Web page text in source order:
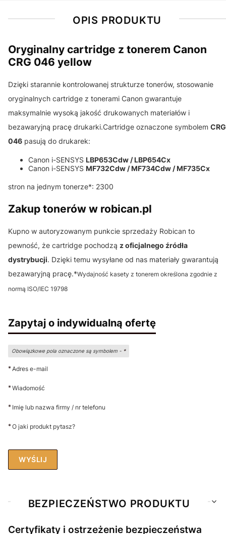
OPIS PRODUKTU
Oryginalny cartridge z tonerem Canon
CRG 046 yellow
Dzięki starannie kontrolowanej strukturze tonerów, stosowanie
oryginalnych cartridge z tonerami Canon gwarantuje
maksymalnie wysoką jakość drukowanych materiałów i
bezawaryjną pracę drukarki.Cartridge oznaczone symbolem CRG
046 pasują do drukarek:
Canon i-SENSYS LBP653Cdw /LBP654Cx
Canon i-SENSYS MF732Cdw /MF734Cdw /MF735Cx
stron na jednym tonerze*: 2300
Zakup tonerów w robican.pl
Kupno w autoryzowanym punkcie sprzedaży Robican to
pewność, że cartridge pochodzą z oficjalnego źródła
dystrybucji. Dzięki temu wysyłane od nas materiały gwarantują
bezawaryjną pracę.*Wydajność kasety z tonerem określona zgodnie z
normą ISO/IEC 19798
Zapytaj o indywidualną ofertę
Obowiązkowe pola oznaczone są symbolem - *
*Adres e-mail
*Wiadomość
* Imię lub nazwa firmy / nr telefonu
*O jaki produkt pytasz?
WYŚLIJ
BEZPIECZEŃSTWO PRODUKTU
Certyfikaty i ostrzeżenie bezpieczeństwa